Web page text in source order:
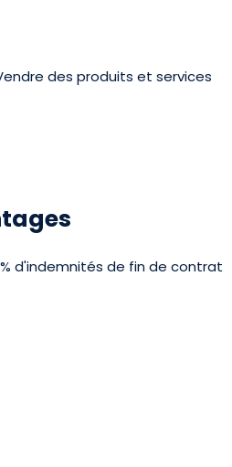
des produits et services
d'indemnités de fin de contrat